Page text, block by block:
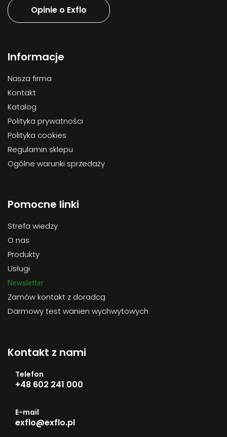
Opinie o Exflo
Informacje
Nasza firma
Kontakt
Katalog
Polityka prywatności
Polityka cookies
Regulamin sklepu
Ogólne warunki sprzedaży
Pomocne linki
Strefa wiedzy
O nas
Produkty
Usługi
Newsletter
Zamów kontakt z doradcą
Darmowy test wanien wychwytowych
Kontakt z nami
Telefon
+48 602 241 000
E-mail
exflo@exflo.pl